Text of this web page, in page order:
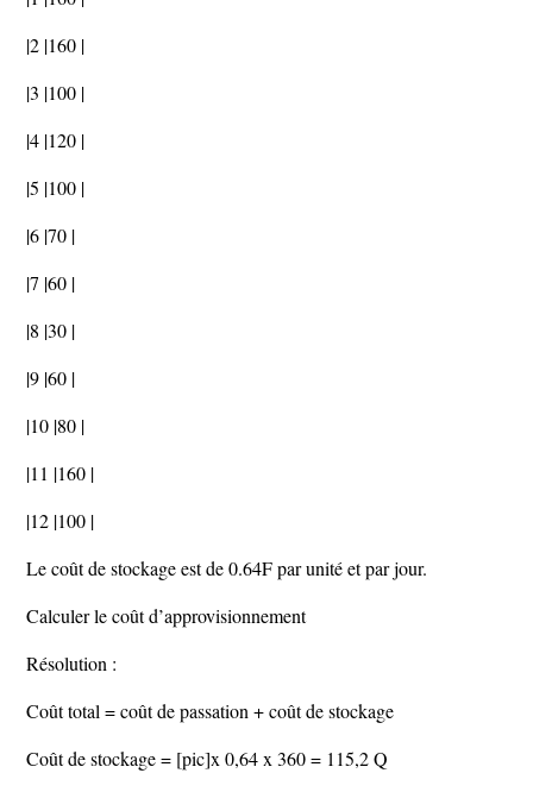
|2 |160 |
|3 |100 |
|4 |120 |
|5 |100 |
|6 |70 |
|7 |60 |
|8 |30 |
|9 |60 |
|10 |80 |
|11 |160 |
|12 |100 |
Le coût de stockage est de 0.64F par unité et par jour.
Calculer le coût d’approvisionnement
Résolution :
Coût total = coût de passation + coût de stockage
Coût de stockage = [pic]x 0,64 x 360 = 115,2 Q